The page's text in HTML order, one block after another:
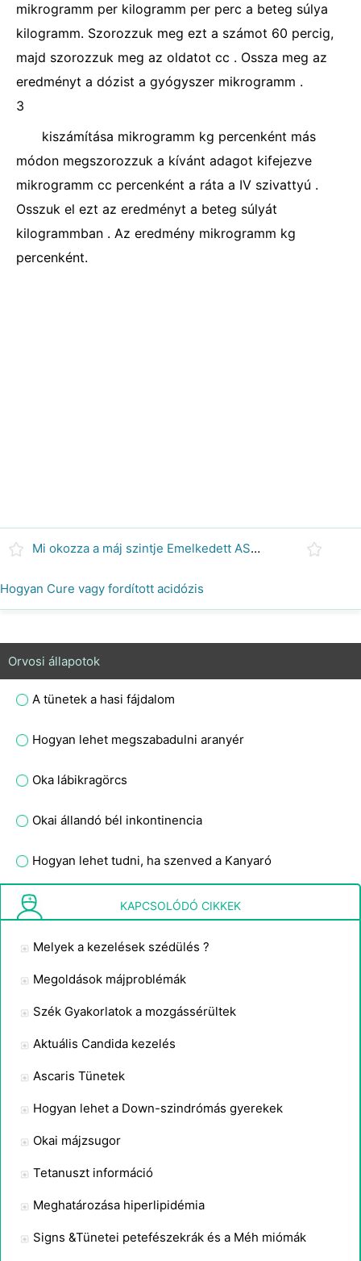
mikrogramm per kilogramm per perc a beteg súlya
kilogramm. Szorozzuk meg ezt a számot 60 percig,
majd szorozzuk meg az oldatot cc . Ossza meg az
eredményt a dózist a gyógyszer mikrogramm .
3
kiszámítása mikrogramm kg percenként más
módon megszorozzuk a kívánt adagot kifejezve
mikrogramm cc percenként a ráta a IV szivattyú .
Osszuk el ezt az eredményt a beteg súlyát
kilogrammban . Az eredmény mikrogramm kg
percenként.
Mi okozza a máj szintje Emelkedett AST ?
Hogyan Cure vagy fordított acidózis
Orvosi állapotok
A tünetek a hasi fájdalom
Hogyan lehet megszabadulni aranyér
Oka lábikragörcs
Okai állandó bél inkontinencia
Hogyan lehet tudni, ha szenved a Kanyaró
B csoport Strep hemolitikus fertőzés
KAPCSOLÓDÓ CIKKEK
Melyek a kezelések szédülés ?
Megoldások májproblémák
Szék Gyakorlatok a mozgássérültek
Aktuális Candida kezelés
Ascaris Tünetek
Hogyan lehet a Down-szindrómás gyerekek
Okai májzsugor
Tetanuszt információ
Meghatározása hiperlipidémia
Signs &Tünetei petefészekrák és a Méh miómák